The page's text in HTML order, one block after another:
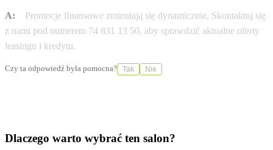
A:
Promocje finansowe zmieniają się dynamicznie. Skontaktuj się
z nami pod numerem 74 831 13 50, aby sprawdzić aktualne oferty
leasingu i kredytu.
Czy ta odpowiedź była pomocna? Tak Nie
Dlaczego warto wybrać ten salon?